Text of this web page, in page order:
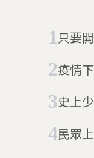
只要
疫情
鏈
史上
民眾